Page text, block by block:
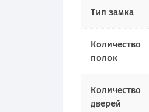
Тип замка
Количество
полок
Количество
дверей